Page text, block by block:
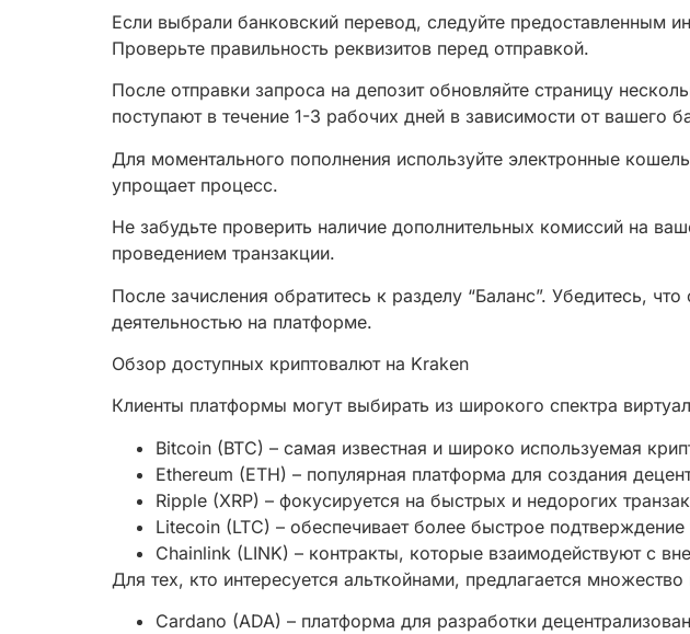
Если выбрали банковский перевод, следуйте предоставленным
Проверьте правильность реквизитов перед отправкой.
После отправки запроса на депозит обновляйте страницу
поступают в течение 1-3 рабочих дней в зависимости от вашего
Для моментального пополнения используйте электронные
упрощает процесс.
Не забудьте проверить наличие дополнительных комиссий на
проведением транзакции.
После зачисления обратитесь к разделу “Баланс”. Убедитесь,
деятельностью на платформе.
Обзор доступных криптовалют на Kraken
Клиенты платформы могут выбирать из широкого спектра
Bitcoin (BTC) – самая известная и широко используемая
Ethereum (ETH) – популярная платформа для создания
Ripple (XRP) – фокусируется на быстрых и недорогих
Litecoin (LTC) – обеспечивает более быстрое
Chainlink (LINK) – контракты, которые взаимодействуют с
Для тех, кто интересуется альткойнами, предлагается множество
Cardano (ADA) – платформа для разработки